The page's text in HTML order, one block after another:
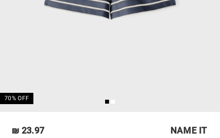
70% OFF
NAME IT
23.97 ₪